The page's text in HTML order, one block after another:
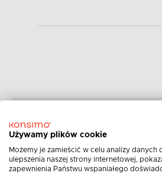
Używamy plików cookie
Możemy je zamieścić w celu analizy
ulepszenia naszej strony internetowej,
zapewnienia Państwu wspaniałego